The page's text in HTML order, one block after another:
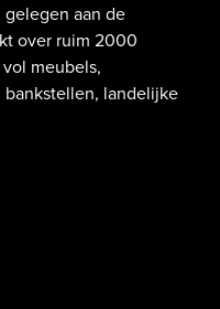
aan de
over ruim 2000
meubels,
landelijke